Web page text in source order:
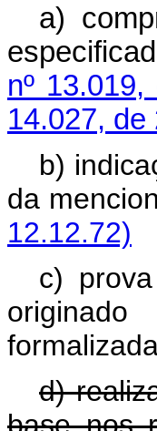
a)
nº
14.027, de
b)
da
12.12.72)
c)
d)